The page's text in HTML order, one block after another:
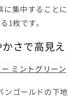
集中することに
1枚です。
さで高見え
ンゴールドの下